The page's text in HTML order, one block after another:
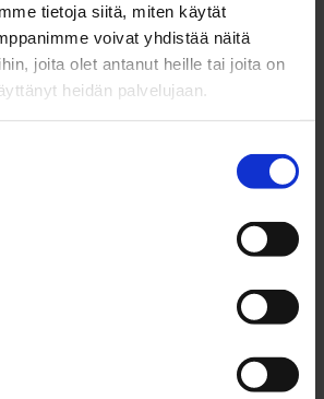
tietoja siitä, miten käytät
voivat yhdistää näitä
joita olet antanut heille tai joita on
heidän palvelujaan.
Jukka Kangas, p. 044 703 2366